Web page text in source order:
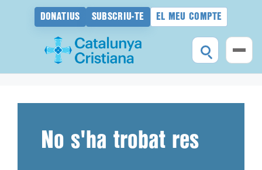
DONATIUS SUBSCRIU-TE EL MEU COMPTE
No s'ha trobat res